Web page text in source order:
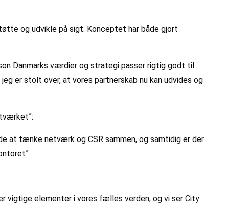
og udvikle på sigt. Konceptet har både gjort
Danmarks værdier og strategi passer rigtig godt til
er stolt over, at vores partnerskab nu kan udvides og
at tænke netværk og CSR sammen, og samtidig er der
vigtige elementer i vores fælles verden, og vi ser City